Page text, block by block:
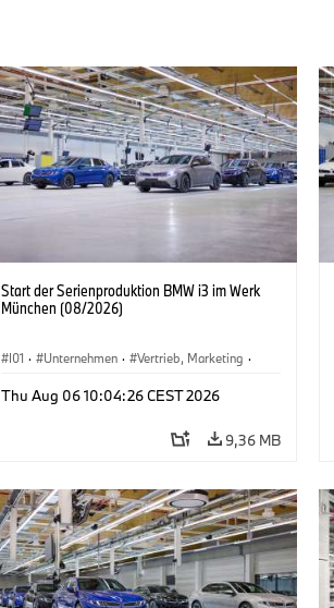
Start der Serienproduktion BMW i3 im Werk
München (08/2026)
I01 · Unternehmen · Vertrieb, Marketing ·
Thu Aug 06 10:04:26 CEST 2026
9,36 MB